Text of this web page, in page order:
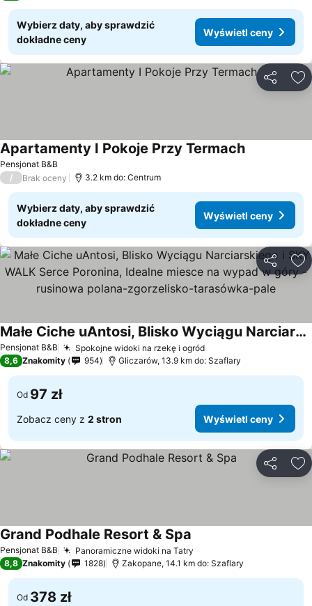
Wybierz daty, aby sprawdzić
dokładne ceny
Wyświetl ceny
Pensjonat B&B
Apartamenty I Pokoje Przy Termach
/ Brak oceny 3.2 km do: Centrum
Wybierz daty, aby sprawdzić
dokładne ceny
Wyświetl ceny
Pensjonat B&B Spokojne widoki na rzekę i ogród
Małe Ciche uAntosi, Blisko Wyciągu Narciarskiego i SKY WALK Serce Poronina, Idealne miesce na wypad w góry -rusinowa polana-zgorzelisko-tarasówka-pale
8,6 Znakomity 954 Gliczarów, 13.9 km do: Szaflary
Od 97 zł
Zobacz ceny z 2 stron Wyświetl ceny
Pensjonat B&B Panoramiczne widoki na Tatry
Grand Podhale Resort & Spa
8,8 Znakomity 1828 Zakopane, 14.1 km do: Szaflary
Od 378 zł